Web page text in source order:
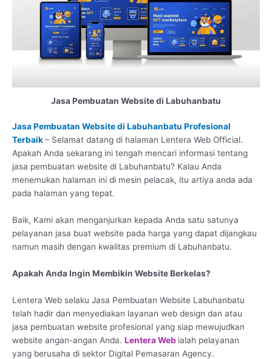
Jasa Pembuatan Website di Labuhanbatu
Jasa Pembuatan Website di Labuhanbatu Profesional
Terbaik– Selamat datang di halaman Lentera Web Official.
Apakah Anda sekarang ini tengah mencari informasi tentang
jasa pembuatan website di Labuhanbatu? Kalau Anda
menemukan halaman ini di mesin pelacak, itu artiya anda ada
pada halaman yang tepat.
Baik, Kami akan menganjurkan kepada Anda satu satunya
pelayanan jasa buat website pada harga yang dapat dijangkau
namun masih dengan kwalitas premium di Labuhanbatu.
Apakah Anda Ingin Membikin Website Berkelas?
Lentera Web selaku Jasa Pembuatan Website Labuhanbatu
telah hadir dan menyediakan layanan web design dan atau
jasa pembuatan website profesional yang siap mewujudkan
website angan-angan Anda. Lentera Web ialah pelayanan
yang berusaha di sektor Digital Pemasaran Agency.